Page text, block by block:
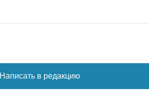
Написать в редакцию